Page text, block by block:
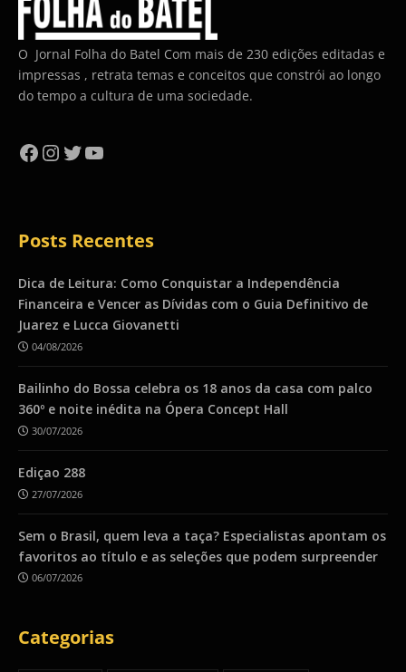
O Jornal Folha do Batel Com mais de 230 edições editadas e
impressas , retrata temas e conceitos que constrói ao longo
do tempo a cultura de uma sociedade.
Facebook
Instagram
Twitter
YouTube
Posts Recentes
Dica de Leitura: Como Conquistar a Independência
Financeira e Vencer as Dívidas com o Guia Definitivo de
Juarez e Lucca Giovanetti
04/08/2026
Bailinho do Bossa celebra os 18 anos da casa com palco
360º e noite inédita na Ópera Concept Hall
30/07/2026
Ediçao 288
27/07/2026
Sem o Brasil, quem leva a taça? Especialistas apontam os
favoritos ao título e as seleções que podem surpreender
06/07/2026
Categorias